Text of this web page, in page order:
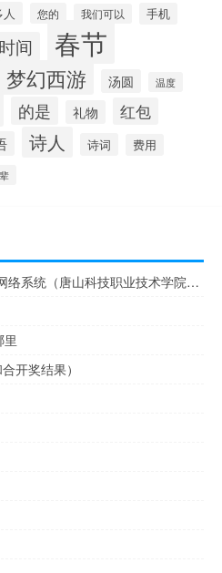
您的 我们可以 手机
时间 春节
梦幻西游 汤圆 温度
的是 礼物 红包
诗人 诗词 费用
唐山科技职业技术学院教务网络系统（唐山科技职业技术学院网络教学平台）
里
开奖结果）